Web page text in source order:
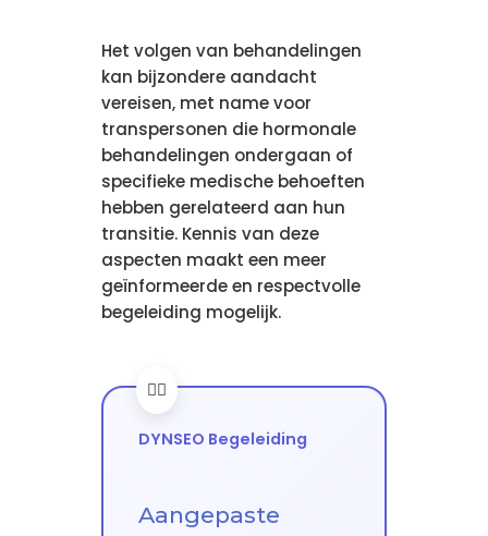
Het volgen van behandelingen
kan bijzondere aandacht
vereisen, met name voor
transpersonen die hormonale
behandelingen ondergaan of
specifieke medische behoeften
hebben gerelateerd aan hun
transitie. Kennis van deze
aspecten maakt een meer
geïnformeerde en respectvolle
begeleiding mogelijk.
DYNSEO Begeleiding
Aangepaste